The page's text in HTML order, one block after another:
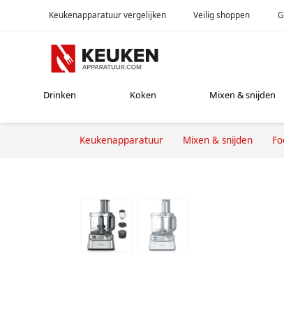
Keukenapparatuur vergelijken Veilig shoppen
Drinken Koken Mixen & snijden
Keukenapparatuur Mixen & snijden